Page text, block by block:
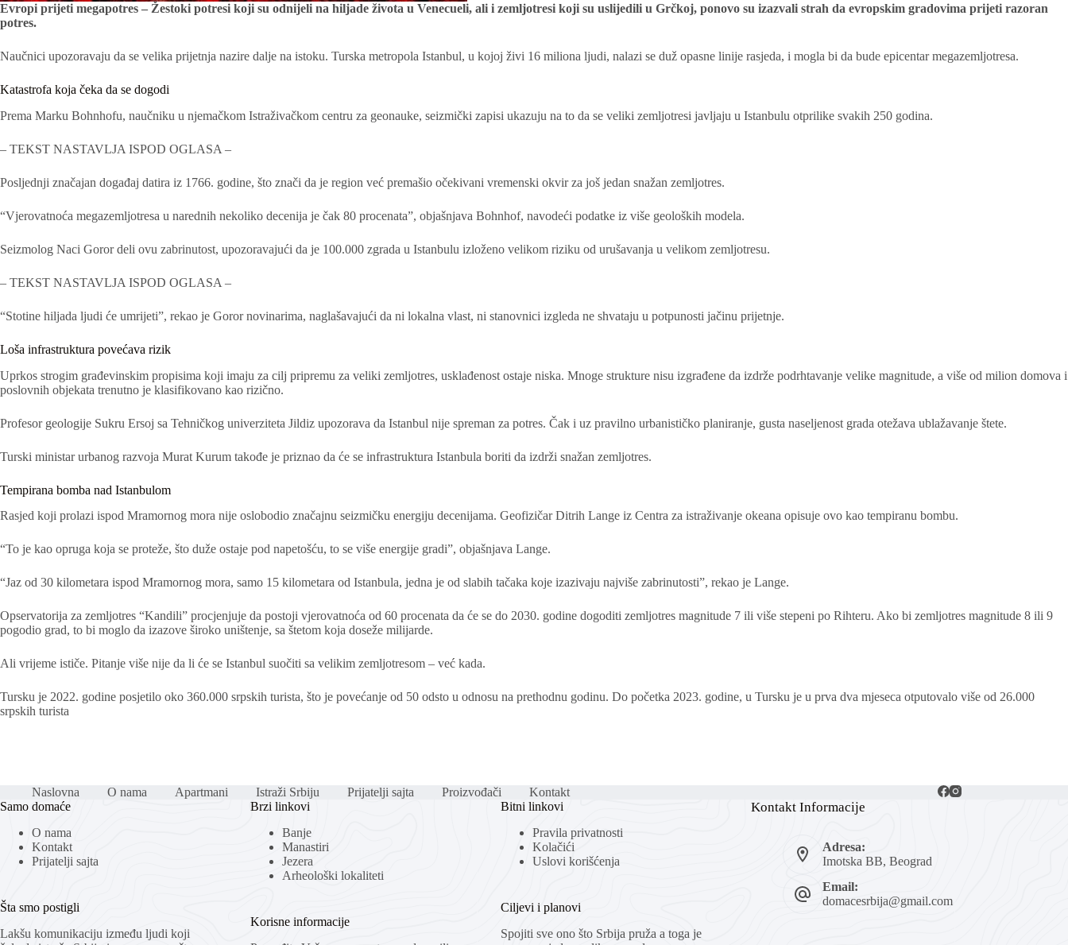
Evropi prijeti megapotres – Žestoki potresi koji su odnijeli na hiljade života u Venecueli, ali i zemljotresi koji su uslijedili u Grčkoj, ponovo su izazvali strah da evropskim gradovima prijeti razoran
potres.
Naučnici upozoravaju da se velika prijetnja nazire dalje na istoku. Turska metropola Istanbul, u kojoj živi 16 miliona ljudi, nalazi se duž opasne linije rasjeda, i mogla bi da bude epicentar megazemljotresa.
Katastrofa koja čeka da se dogodi
Prema Marku Bohnhofu, naučniku u njemačkom Istraživačkom centru za geonauke, seizmički zapisi ukazuju na to da se veliki zemljotresi javljaju u Istanbulu otprilike svakih 250 godina.
– TEKST NASTAVLJA ISPOD OGLASA –
Posljednji značajan događaj datira iz 1766. godine, što znači da je region već premašio očekivani vremenski okvir za još jedan snažan zemljotres.
“Vjerovatnoća megazemljotresa u narednih nekoliko decenija je čak 80 procenata”, objašnjava Bohnhof, navodeći podatke iz više geoloških modela.
Seizmolog Naci Goror deli ovu zabrinutost, upozoravajući da je 100.000 zgrada u Istanbulu izloženo velikom riziku od urušavanja u velikom zemljotresu.
– TEKST NASTAVLJA ISPOD OGLASA –
“Stotine hiljada ljudi će umrijeti”, rekao je Goror novinarima, naglašavajući da ni lokalna vlast, ni stanovnici izgleda ne shvataju u potpunosti jačinu prijetnje.
Loša infrastruktura povećava rizik
Uprkos strogim građevinskim propisima koji imaju za cilj pripremu za veliki zemljotres, usklađenost ostaje niska. Mnoge strukture nisu izgrađene da izdrže podrhtavanje velike magnitude, a više od milion domova i
poslovnih objekata trenutno je klasifikovano kao rizično.
Profesor geologije Sukru Ersoj sa Tehničkog univerziteta Jildiz upozorava da Istanbul nije spreman za potres. Čak i uz pravilno urbanističko planiranje, gusta naseljenost grada otežava ublažavanje štete.
Turski ministar urbanog razvoja Murat Kurum takođe je priznao da će se infrastruktura Istanbula boriti da izdrži snažan zemljotres.
Tempirana bomba nad Istanbulom
Rasjed koji prolazi ispod Mramornog mora nije oslobodio značajnu seizmičku energiju decenijama. Geofizičar Ditrih Lange iz Centra za istraživanje okeana opisuje ovo kao tempiranu bombu.
“To je kao opruga koja se proteže, što duže ostaje pod napetošću, to se više energije gradi”, objašnjava Lange.
“Jaz od 30 kilometara ispod Mramornog mora, samo 15 kilometara od Istanbula, jedna je od slabih tačaka koje izazivaju najviše zabrinutosti”, rekao je Lange.
Opservatorija za zemljotres “Kandili” procjenjuje da postoji vjerovatnoća od 60 procenata da će se do 2030. godine dogoditi zemljotres magnitude 7 ili više stepeni po Rihteru. Ako bi zemljotres magnitude 8 ili 9
pogodio grad, to bi moglo da izazove široko uništenje, sa štetom koja doseže milijarde.
Ali vrijeme ističe. Pitanje više nije da li će se Istanbul suočiti sa velikim zemljotresom – već kada.
Tursku je 2022. godine posjetilo oko 360.000 srpskih turista, što je povećanje od 50 odsto u odnosu na prethodnu godinu. Do početka 2023. godine, u Tursku je u prva dva mjeseca otputovalo više od 26.000
srpskih turista
Naslovna O nama Apartmani Istraži Srbiju Prijatelji sajta Proizvođači
Kontakt
Samo domaće
O nama
Kontakt
Prijatelji sajta
Šta smo postigli
Lakšu komunikaciju između ljudi koji
Brzi linkovi
Banje
Manastiri
Jezera
Arheološki lokaliteti
Korisne informacije
Bitni linkovi
Pravila privatnosti
Kolačići
Uslovi korišćenja
Ciljevi i planovi
Spojiti sve ono što Srbija pruža a toga je
Kontakt Informacije
Adresa:
Imotska BB, Beograd
Email:
domacesrbija@gmail.com